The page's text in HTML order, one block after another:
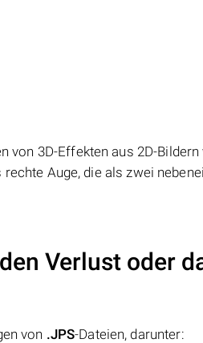
von 3D-Effekten aus 2D-
Auge, die als zwei
Verlust oder
von .JPS-Dateien, darunter: